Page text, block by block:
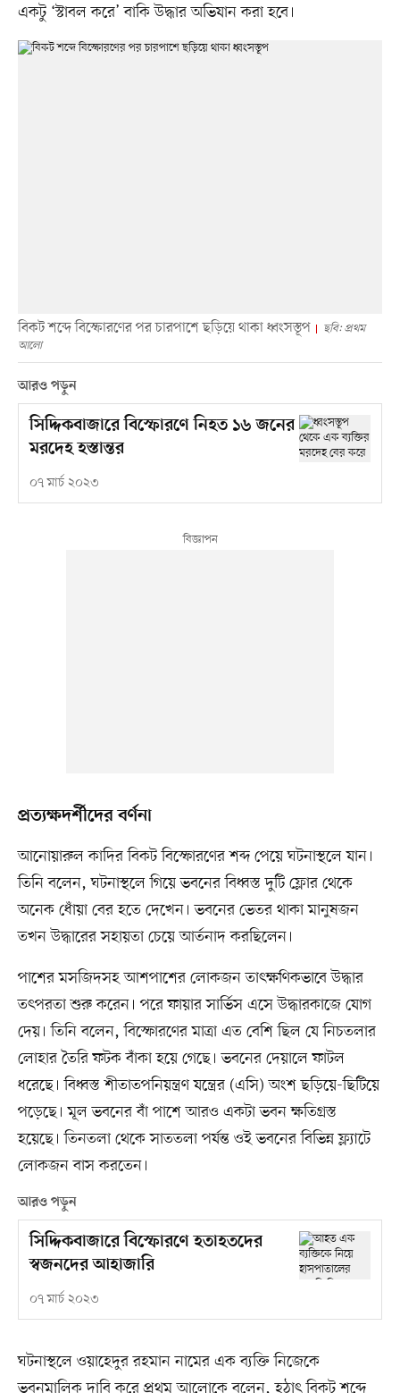
একটু ‘স্টাবল করে’ বাকি উদ্ধার অভিযান করা হবে।
বিকট শব্দে বিস্ফোরণের পর চারপাশে ছড়িয়ে থাকা ধ্বংসস্তূপ
ছবি: প্রথম
আলো
আরও পড়ুন
সিদ্দিকবাজারে বিস্ফোরণে নিহত ১৬ জনের
মরদেহ হস্তান্তর
০৭ মার্চ ২০২৩
প্রত্যক্ষদর্শীদের বর্ণনা
আনোয়ারুল কাদির বিকট বিস্ফোরণের শব্দ পেয়ে ঘটনাস্থলে যান।
তিনি বলেন, ঘটনাস্থলে গিয়ে ভবনের বিধ্বস্ত দুটি ফ্লোর থেকে
অনেক ধোঁয়া বের হতে দেখেন। ভবনের ভেতর থাকা মানুষজন
তখন উদ্ধারের সহায়তা চেয়ে আর্তনাদ করছিলেন।
পাশের মসজিদসহ আশপাশের লোকজন তাৎক্ষণিকভাবে উদ্ধার
তৎপরতা শুরু করেন। পরে ফায়ার সার্ভিস এসে উদ্ধারকাজে যোগ
দেয়। তিনি বলেন, বিস্ফোরণের মাত্রা এত বেশি ছিল যে নিচতলার
লোহার তৈরি ফটক বাঁকা হয়ে গেছে। ভবনের দেয়ালে ফাটল
ধরেছে। বিধ্বস্ত শীতাতপনিয়ন্ত্রণ যন্ত্রের (এসি) অংশ ছড়িয়ে-ছিটিয়ে
পড়েছে। মূল ভবনের বাঁ পাশে আরও একটা ভবন ক্ষতিগ্রস্ত
হয়েছে। তিনতলা থেকে সাততলা পর্যন্ত ওই ভবনের বিভিন্ন ফ্ল্যাটে
লোকজন বাস করতেন।
আরও পড়ুন
সিদ্দিকবাজারে বিস্ফোরণে হতাহতদের
স্বজনদের আহাজারি
০৭ মার্চ ২০২৩
ঘটনাস্থলে ওয়াহেদুর রহমান নামের এক ব্যক্তি নিজেকে